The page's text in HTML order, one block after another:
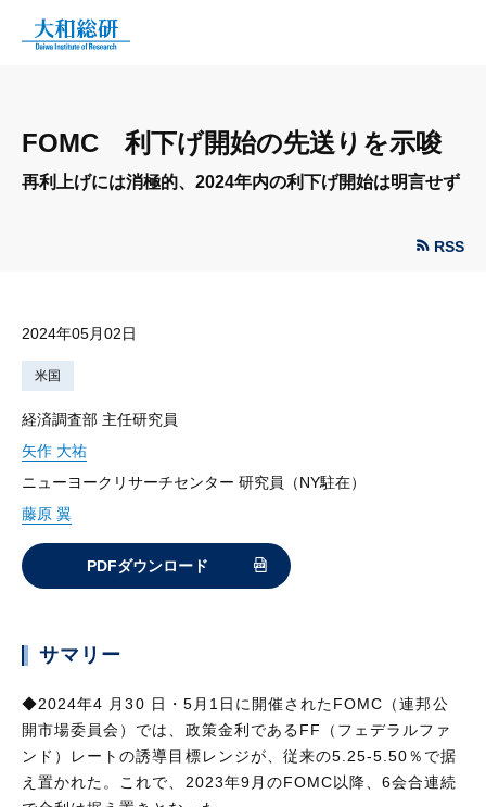
FOMC 利下げ開始の先送りを示唆
再利上げには消極的、2024年内の利下げ開始は明言せず
RSS
2024年05月02日
米国
経済調査部 主任研究員
矢作 大祐
ニューヨークリサーチセンター 研究員（NY駐在）
藤原 翼
PDFダウンロード
サマリー
◆2024年4 月30 日・5月1日に開催されたFOMC（連邦公
開市場委員会）では、政策金利であるFF（フェデラルファ
ンド）レートの誘導目標レンジが、従来の5.25-5.50％で据
え置かれた。これで、2023年9月のFOMC以降、6会合連続